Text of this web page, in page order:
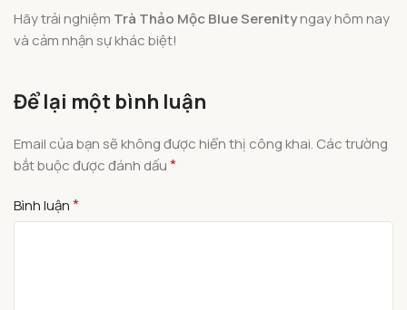
Hãy trải nghiệm Trà Thảo Mộc Blue Serenityngay hôm nay
và cảm nhận sự khác biệt!
Để lại một bình luận
Email của bạn sẽ không được hiển thị công khai. Các trường
bắt buộc được đánh dấu*
Bình luận*